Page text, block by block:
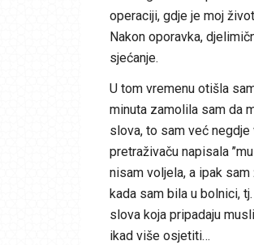
operaciji, gdje je moj
Nakon oporavka,
sjećanje.
U tom vremenu otišla
minuta zamolila sam da
slova, to sam već negdje
pretraživaču napisala
nisam voljela, a ipak
kada sam bila u bolnici,
slova koja pripadaju
ikad više osjetiti…